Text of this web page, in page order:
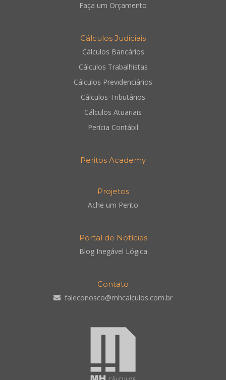
Faça um Orçamento
Cálculos Judiciais
Cálculos Bancários
Cálculos Trabalhistas
Cálculos Previdenciários
Cálculos Tributários
Cálculos Atuariais
Perícia Contábil
Peritos Academy
Projetos
Ache um Perito
Portal de Notícias
Blog Inegável Lógica
Contato
faleconosco@mhcalculos.com.br